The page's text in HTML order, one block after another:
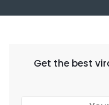
Get the best